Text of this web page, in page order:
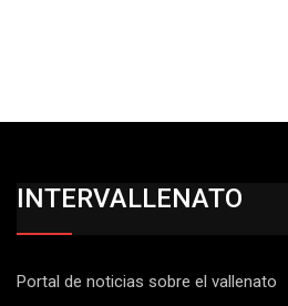
INTERVALLENATO
Portal de noticias sobre el vallenato